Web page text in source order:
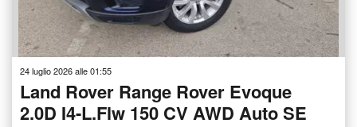
24 luglio 2026 alle 01:55
Land Rover Range Rover Evoque
2.0D I4-L.Flw 150 CV AWD Auto SE